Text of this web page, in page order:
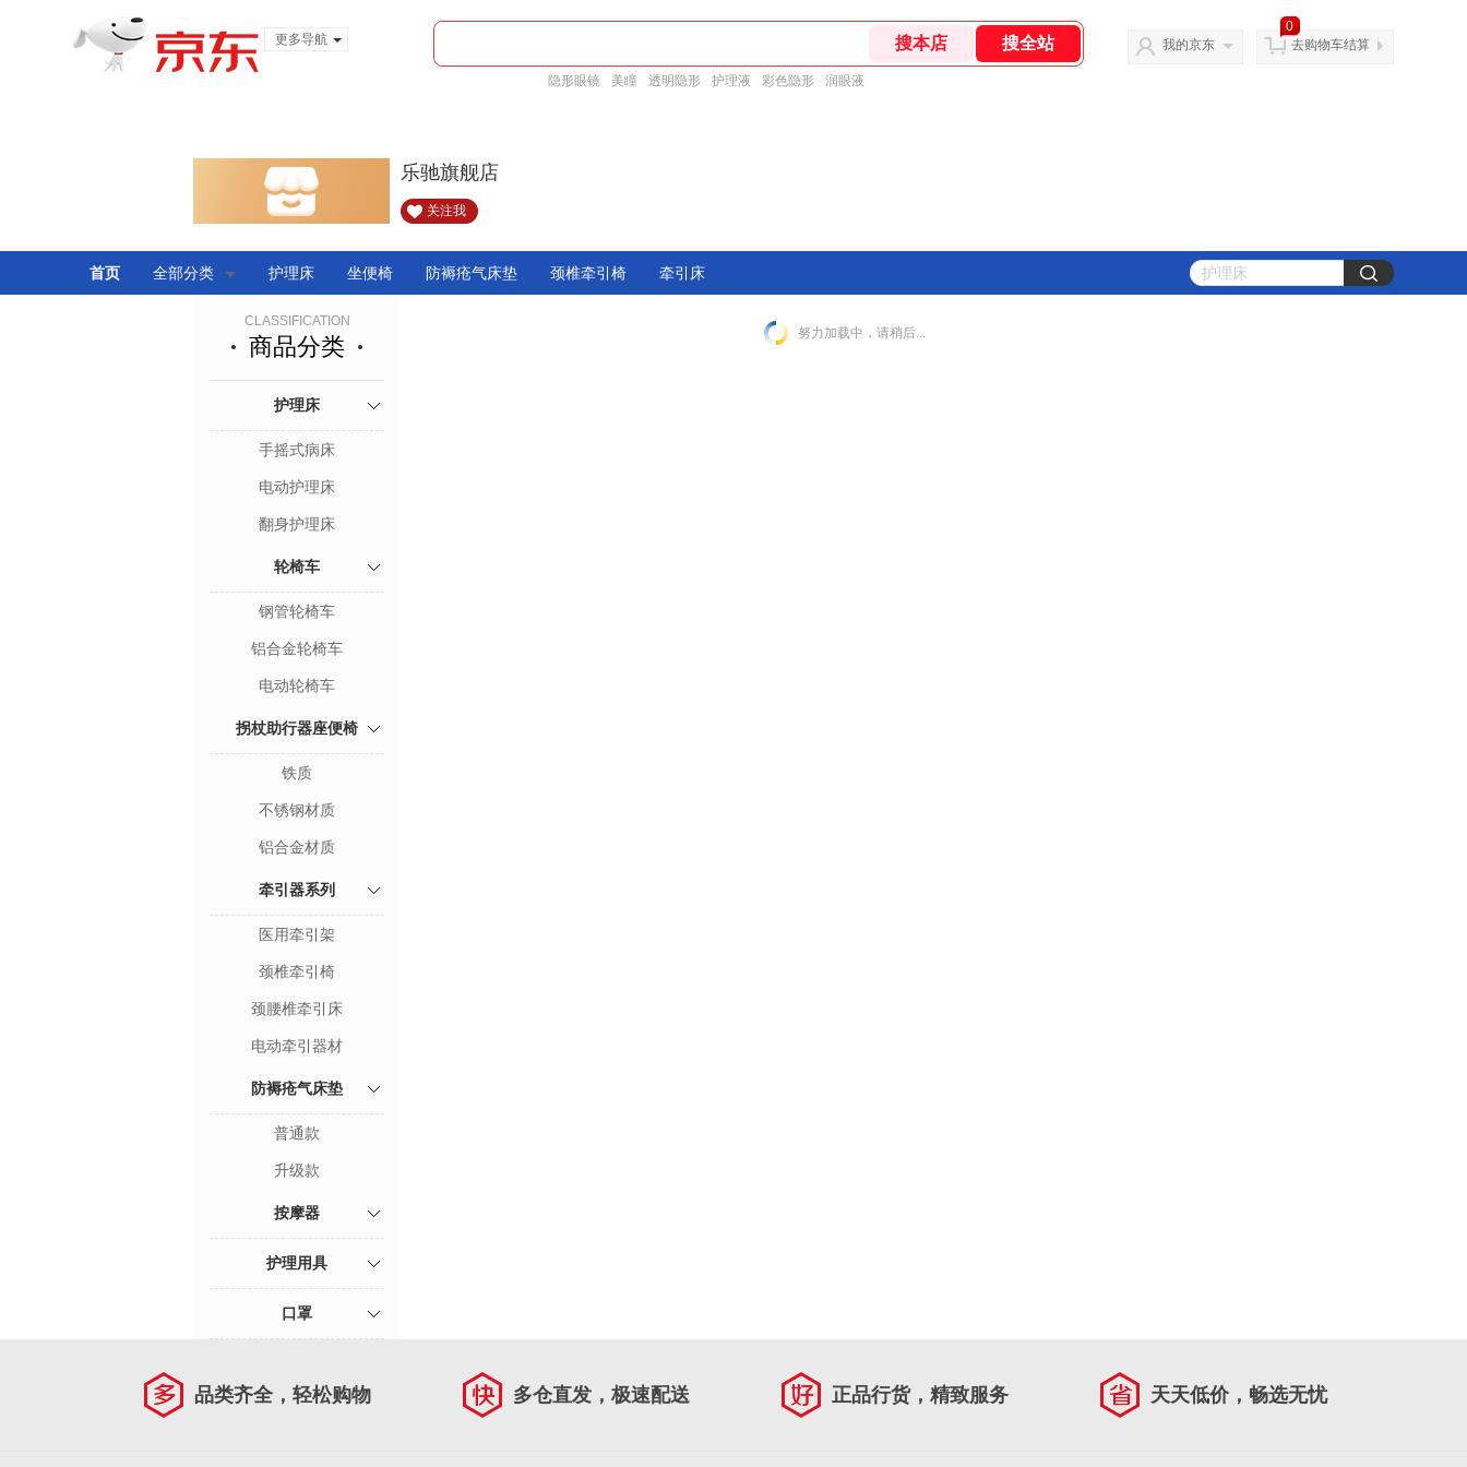
更多导航
隐形眼镜 美瞳 透明隐形 护理液 彩色隐形 润眼液
我的京东
0
去购物车结算
乐驰旗舰店
关注我
首页 全部分类 护理床 坐便椅 防褥疮气床垫 颈椎牵引椅 牵引床
CLASSIFICATION
商品分类
护理床
手摇式病床
电动护理床
翻身护理床
轮椅车
钢管轮椅车
铝合金轮椅车
电动轮椅车
拐杖助行器座便椅
铁质
不锈钢材质
铝合金材质
牵引器系列
医用牵引架
颈椎牵引椅
颈腰椎牵引床
电动牵引器材
防褥疮气床垫
普通款
升级款
按摩器
护理用具
口罩
努力加载中，请稍后...
品类齐全，轻松购物 多仓直发，极速配送 正品行货，精致服务 天天低价，畅选无忧